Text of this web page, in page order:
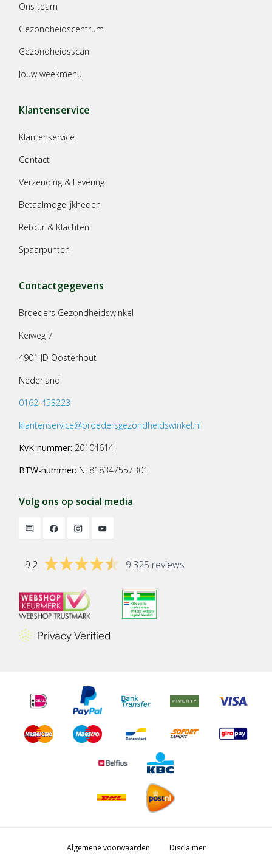
Ons team
Gezondheidscentrum
Gezondheidsscan
Jouw weekmenu
Klantenservice
Klantenservice
Contact
Verzending & Levering
Betaalmogelijkheden
Retour & Klachten
Spaarpunten
Contactgegevens
Broeders Gezondheidswinkel
Keiweg 7
4901 JD Oosterhout
Nederland
0162-453223
klantenservice@broedersgezondheidswinkel.nl
KvK-nummer: 20104614
BTW-nummer: NL818347557B01
Volg ons op social media
9.2 9.325 reviews
Algemene voorwaarden Disclaimer